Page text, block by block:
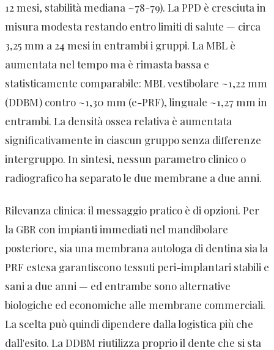
12 mesi, stabilità mediana ~78-79). La PPD è cresciuta in
misura modesta restando entro limiti di salute — circa
3,25 mm a 24 mesi in entrambi i gruppi. La MBL è
aumentata nel tempo ma è rimasta bassa e
statisticamente comparabile: MBL vestibolare ~1,22 mm
(DDBM) contro ~1,30 mm (e-PRF), linguale ~1,27 mm in
entrambi. La densità ossea relativa è aumentata
significativamente in ciascun gruppo senza differenze
intergruppo. In sintesi, nessun parametro clinico o
radiografico ha separato le due membrane a due anni.
Rilevanza clinica: il messaggio pratico è di opzioni. Per
la GBR con impianti immediati nel mandibolare
posteriore, sia una membrana autologa di dentina sia la
PRF estesa garantiscono tessuti peri-implantari stabili e
sani a due anni — ed entrambe sono alternative
biologiche ed economiche alle membrane commerciali.
La scelta può quindi dipendere dalla logistica più che
dall'esito. La DDBM riutilizza proprio il dente che si sta